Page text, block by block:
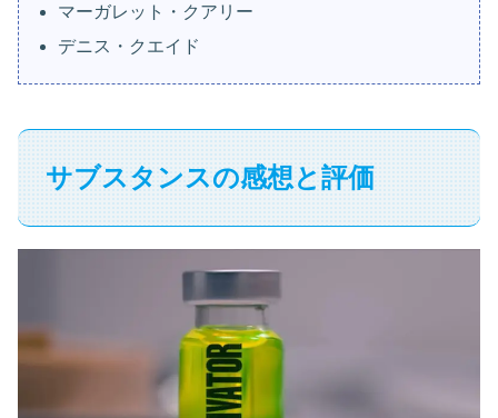
マーガレット・クアリー
デニス・クエイド
サブスタンスの感想と評価